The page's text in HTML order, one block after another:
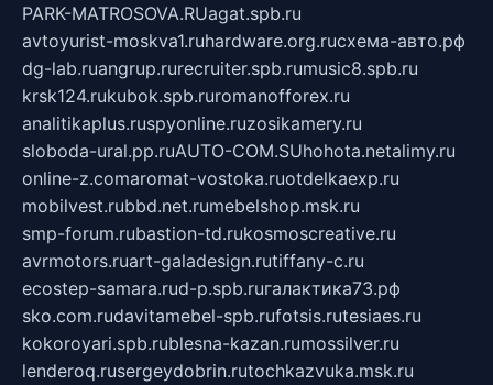
PARK-MATROSOVA.RUagat.spb.ru
avtoyurist-moskva1.ruhardware.org.ruсхема-авто.рф
dg-lab.ruangrup.rurecruiter.spb.rumusic8.spb.ru
krsk124.rukubok.spb.ruromanofforex.ru
analitikaplus.ruspyonline.ruzosikamery.ru
sloboda-ural.pp.ruAUTO-COM.SUhohota.netalimy.ru
online-z.comaromat-vostoka.ruotdelkaexp.ru
mobilvest.rubbd.net.rumebelshop.msk.ru
smp-forum.rubastion-td.rukosmoscreative.ru
avrmotors.ruart-galadesign.rutiffany-c.ru
ecostep-samara.rud-p.spb.ruгалактика73.рф
sko.com.rudavitamebel-spb.rufotsis.rutesiaes.ru
kokoroyari.spb.rublesna-kazan.rumossilver.ru
lenderoq.rusergeydobrin.rutochkazvuka.msk.ru